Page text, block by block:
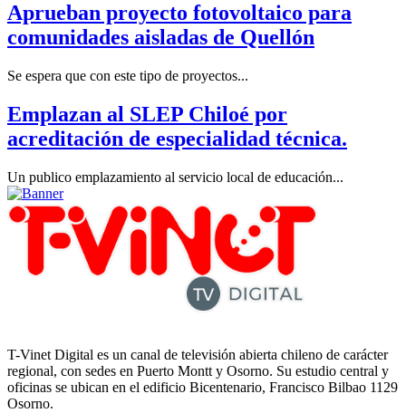
Aprueban proyecto fotovoltaico para
comunidades aisladas de Quellón
Se espera que con este tipo de proyectos...
Emplazan al SLEP Chiloé por
acreditación de especialidad técnica.
Un publico emplazamiento al servicio local de educación...
T-Vinet Digital es un canal de televisión abierta chileno de carácter
regional, con sedes en Puerto Montt y Osorno. Su estudio central y
oficinas se ubican en el edificio Bicentenario, Francisco Bilbao 1129
Osorno.